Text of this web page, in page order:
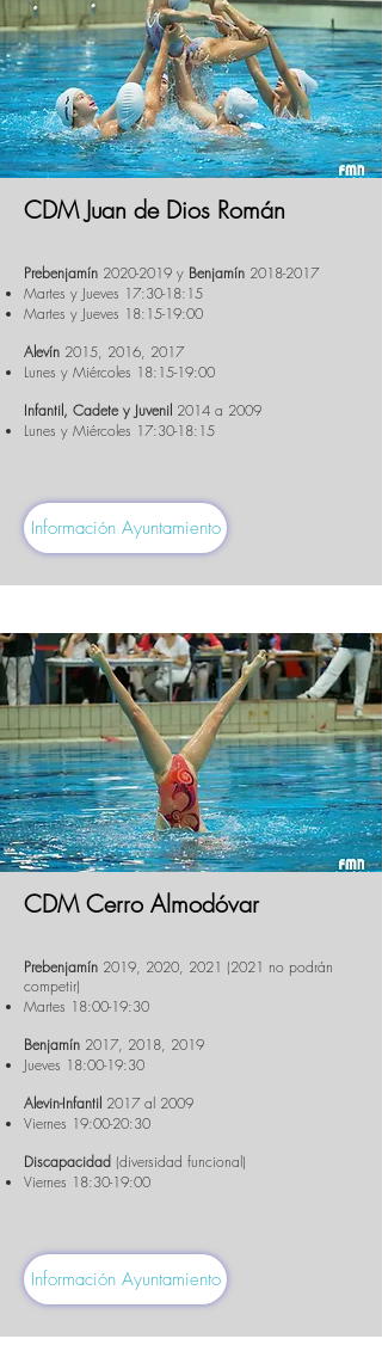
CDM Juan de Dios Román
Prebenjamín 2020-2019 y Benjamín 2018-2017
Martes y Jueves 17:30-18:15
Martes y Jueves 18:15-19:00
Alevín 2015, 2016, 2017
Lunes y Miércoles 18:15-19:00
Infantil, Cadete y Juvenil 2014 a 2009
Lunes y Miércoles 17:30-18:15
Información Ayuntamiento
CDM Cerro Almodóvar
Prebenjamín 2019, 2020, 2021 (2021 no podrán
competir)
Martes 18:00-19:30
Benjamín 2017, 2018, 2019
Jueves 18:00-19:30
Alevin-Infantil 2017 al 2009
Viernes 19:00-20:30
Discapacidad (diversidad funcional)
Viernes 18:30-19:00
Información Ayuntamiento